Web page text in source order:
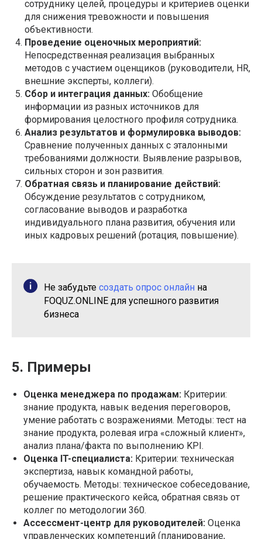
сотруднику целей, процедуры и критериев оценки
для снижения тревожности и повышения
объективности.
Проведение оценочных мероприятий:
Непосредственная реализация выбранных
методов с участием оценщиков (руководители, HR,
внешние эксперты, коллеги).
Сбор и интеграция данных: Обобщение
информации из разных источников для
формирования целостного профиля сотрудника.
Анализ результатов и формулировка выводов:
Сравнение полученных данных с эталонными
требованиями должности. Выявление разрывов,
сильных сторон и зон развития.
Обратная связь и планирование действий:
Обсуждение результатов с сотрудником,
согласование выводов и разработка
индивидуального плана развития, обучения или
иных кадровых решений (ротация, повышение).
Не забудьте создать опрос онлайн на
FOQUZ.ONLINE для успешного развития
бизнеса
5. Примеры
Оценка менеджера по продажам: Критерии:
знание продукта, навык ведения переговоров,
умение работать с возражениями. Методы: тест на
знание продукта, ролевая игра «сложный клиент»,
анализ плана/факта по выполнению KPI.
Оценка IT-специалиста: Критерии: техническая
экспертиза, навык командной работы,
обучаемость. Методы: техническое собеседование,
решение практического кейса, обратная связь от
коллег по методологии 360.
Ассессмент-центр для руководителей: Оценка
управленческих компетенций (планирование,